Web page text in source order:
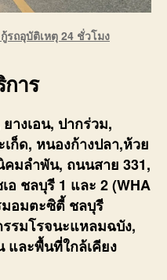
รถอุบัติเหตุ 24 ชั่วโมง
าร
างเอน, ปากร่วม,
ก็ด, หนองก้างปลา,ห้วย
คมลำพัน, ถนนสาย 331,
ชลบุรี 1 และ 2 (WHA
อมตะซิตี้ ชลบุรี
รมโรจนะแหลมฉบัง,
และพื้นที่ใกล้เคียง